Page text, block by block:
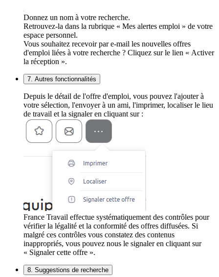
Donnez un nom à votre recherche.
Retrouvez-la dans la rubrique « Mes alertes emploi » de votre
espace personnel.
Vous souhaitez recevoir par e-mail les nouvelles offres
d'emploi liées à votre recherche ? Cliquez sur le lien « Activer
la réception ».
7. Autres fonctionnalités
Depuis le détail de l'offre d'emploi, vous pouvez l'ajouter à
votre sélection, l'envoyer à un ami, l'imprimer, localiser le lieu
de travail et la signaler en cliquant sur :
France Travail effectue systématiquement des contrôles pour
vérifier la légalité et la conformité des offres diffusées. Si
malgré ces contrôles vous constatez des contenus
inappropriés, vous pouvez nous le signaler en cliquant sur
« Signaler cette offre ».
8. Suggestions de recherche